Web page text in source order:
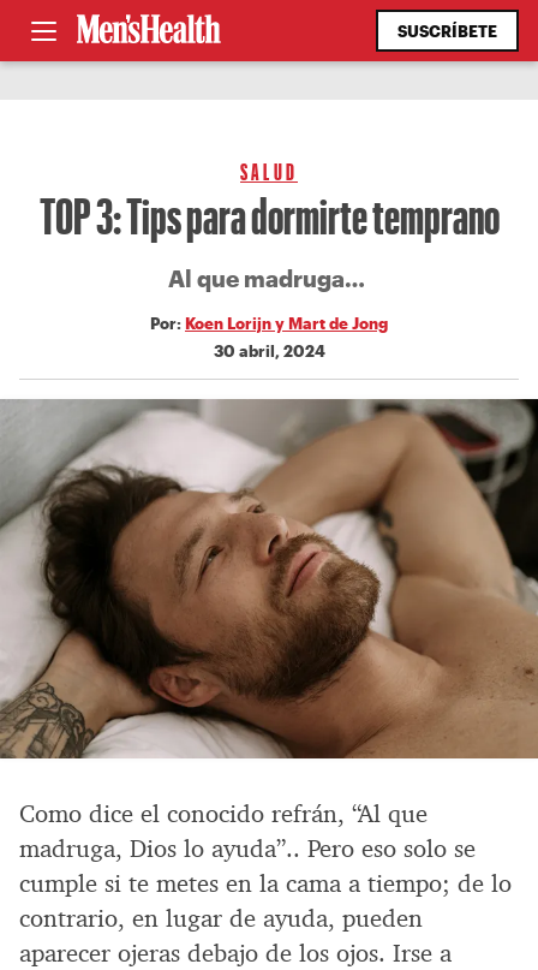
SUSCRÍBETE
SALUD
TOP 3: Tips para dormirte temprano
Al que madruga…
Por: Koen Lorijn y Mart de Jong
30 abril, 2024
Como dice el conocido refrán, “Al que
madruga, Dios lo ayuda”.. Pero eso solo se
cumple si te metes en la cama a tiempo; de lo
contrario, en lugar de ayuda, pueden
aparecer ojeras debajo de los ojos. Irse a